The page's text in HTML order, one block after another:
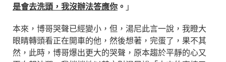
是會去洗頭，我沒辦法答應你 。 」
本來，博哥哭聲已經變小，但，湯尼此言一說，我瞪大
眼睛轉頭看正在開車的他，然後想著，完蛋了，果不其
然，此時，博哥爆出更大的哭聲，原本趨於平靜的心又